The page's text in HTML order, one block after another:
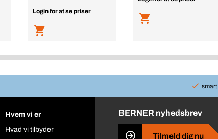
Login for at se priser
smart
Hvem vi er
Hvad vi tilbyder
BERNER nyhedsbrev
Tilmeld dig nu